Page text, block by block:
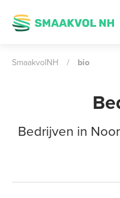
SmaakvolNH / bio
Bedrijven in